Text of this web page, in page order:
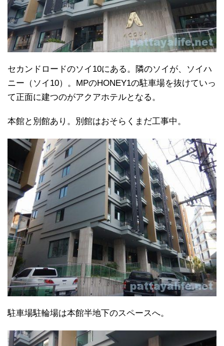
セカンドロードのソイ10にある。隣のソイが、ソイハ
ニー（ソイ10）。MPのHONEY1の駐車場を抜けていっ
て正面に建つのがアクアホテルとなる。
本館と別館あり。別館はおそらくまだ工事中。
駐車場駐輪場は本館半地下のスペースへ。